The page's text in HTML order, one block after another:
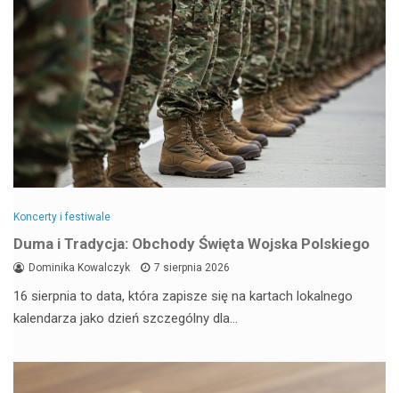
Koncerty i festiwale
Duma i Tradycja: Obchody Święta Wojska Polskiego
Dominika Kowalczyk 7 sierpnia 2026
16 sierpnia to data, która zapisze się na kartach lokalnego
kalendarza jako dzień szczególny dla…